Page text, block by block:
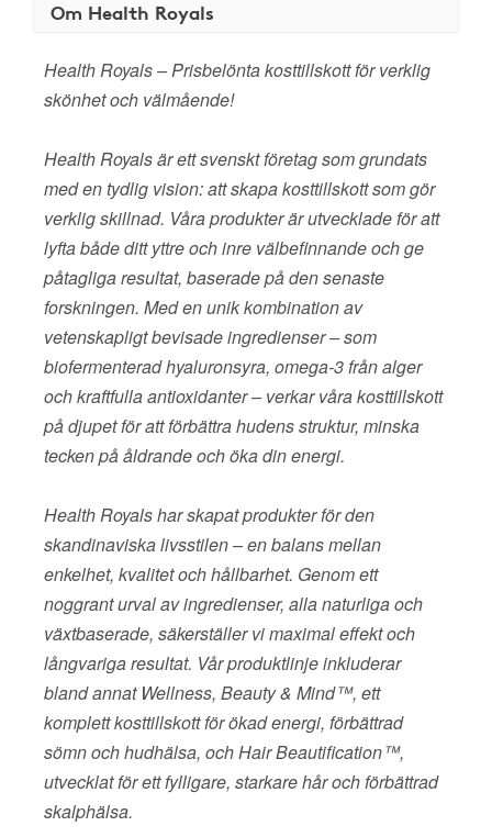
Om Health Royals
Health Royals – Prisbelönta kosttillskott för verklig
skönhet och välmående!
Health Royals är ett svenskt företag som grundats
med en tydlig vision: att skapa kosttillskott som gör
verklig skillnad. Våra produkter är utvecklade för att
lyfta både ditt yttre och inre välbefinnande och ge
påtagliga resultat, baserade på den senaste
forskningen. Med en unik kombination av
vetenskapligt bevisade ingredienser – som
biofermenterad hyaluronsyra, omega-3 från alger
och kraftfulla antioxidanter – verkar våra kosttillskott
på djupet för att förbättra hudens struktur, minska
tecken på åldrande och öka din energi.
Health Royals har skapat produkter för den
skandinaviska livsstilen – en balans mellan
enkelhet, kvalitet och hållbarhet. Genom ett
noggrant urval av ingredienser, alla naturliga och
växtbaserade, säkerställer vi maximal effekt och
långvariga resultat. Vår produktlinje inkluderar
bland annat Wellness, Beauty & Mind™, ett
komplett kosttillskott för ökad energi, förbättrad
sömn och hudhälsa, och Hair Beautification™,
utvecklat för ett fylligare, starkare hår och förbättrad
skalphälsa.